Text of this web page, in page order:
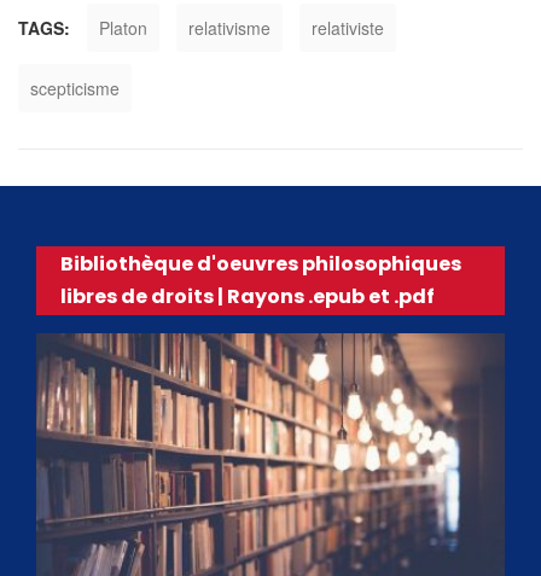
TAGS: Platon relativisme relativiste
scepticisme
Bibliothèque d'oeuvres philosophiques
libres de droits | Rayons .epub et .pdf